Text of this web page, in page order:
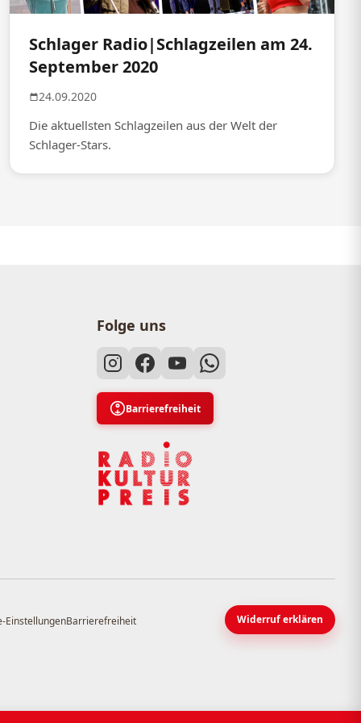
Schlager Radio|Schlagzeilen am 24.
September 2020
24.09.2020
Die aktuellsten Schlagzeilen aus der Welt der
Schlager-Stars.
Folge uns
Barrierefreiheit
EinstellungenBarrierefreiheit Widerruf erklären